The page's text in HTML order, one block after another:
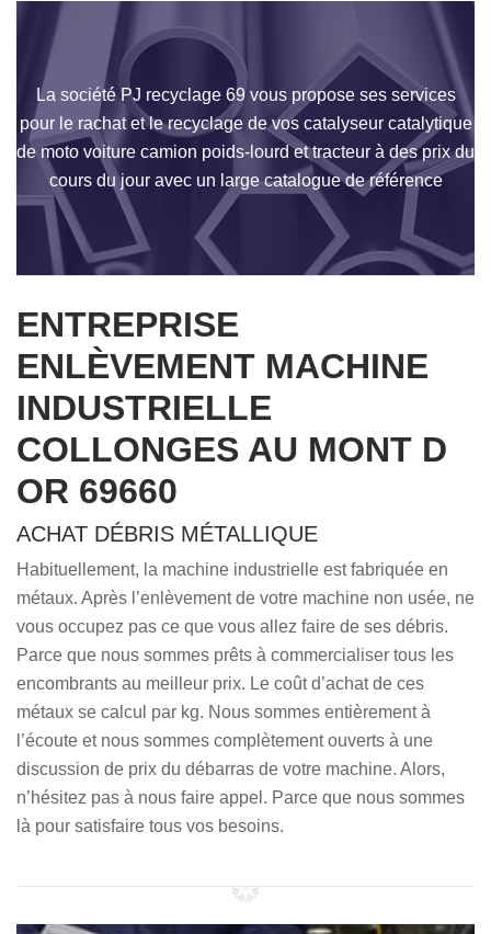
La société PJ recyclage 69 vous propose ses services
pour le rachat et le recyclage de vos catalyseur catalytique
de moto voiture camion poids-lourd et tracteur à des prix du
cours du jour avec un large catalogue de référence
ENTREPRISE
ENLÈVEMENT MACHINE
INDUSTRIELLE
COLLONGES AU MONT D
OR 69660
ACHAT DÉBRIS MÉTALLIQUE
Habituellement, la machine industrielle est fabriquée en
métaux. Après l’enlèvement de votre machine non usée, ne
vous occupez pas ce que vous allez faire de ses débris.
Parce que nous sommes prêts à commercialiser tous les
encombrants au meilleur prix. Le coût d’achat de ces
métaux se calcul par kg. Nous sommes entièrement à
l’écoute et nous sommes complètement ouverts à une
discussion de prix du débarras de votre machine. Alors,
n’hésitez pas à nous faire appel. Parce que nous sommes
là pour satisfaire tous vos besoins.